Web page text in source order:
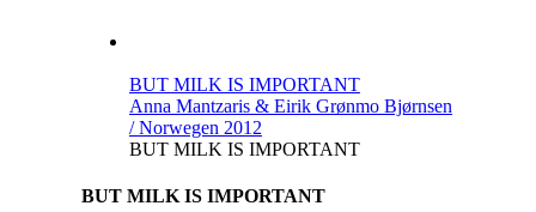
BUT MILK IS IMPORTANT
Anna Mantzaris & Eirik Grønmo Bjørnsen
/ Norwegen 2012
BUT MILK IS IMPORTANT
BUT MILK IS IMPORTANT